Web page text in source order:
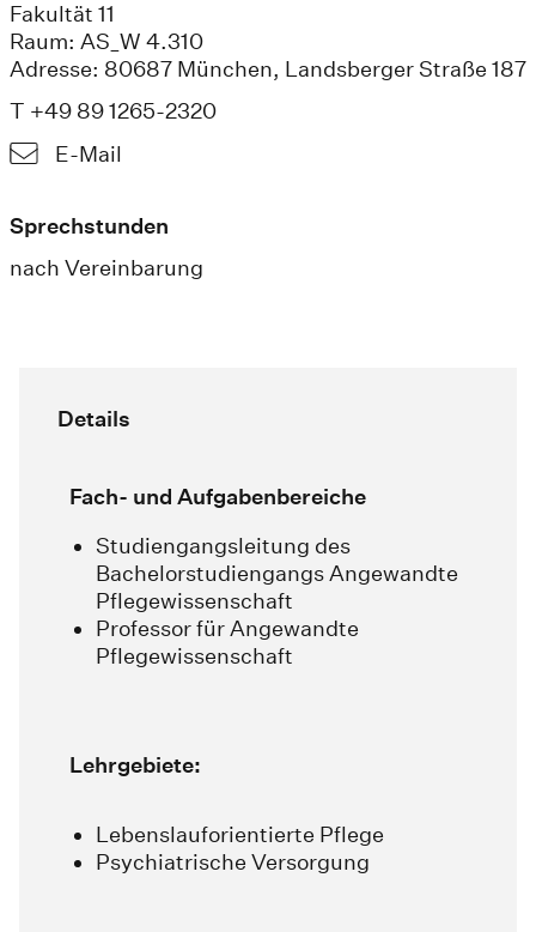
Fakultät 11
Raum: AS_W 4.310
Adresse: 80687 München, Landsberger Straße 187
T +49 89 1265-2320
E-Mail
Sprechstunden
nach Vereinbarung
Details
Fach- und Aufgabenbereiche
Studiengangsleitung des
Bachelorstudiengangs Angewandte
Pflegewissenschaft
Professor für Angewandte
Pflegewissenschaft
Lehrgebiete:
Lebenslauforientierte Pflege
Psychiatrische Versorgung